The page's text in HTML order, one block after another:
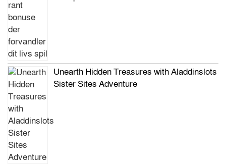
Unearth Hidden Treasures with Aladdinslots
Sister Sites Adventure